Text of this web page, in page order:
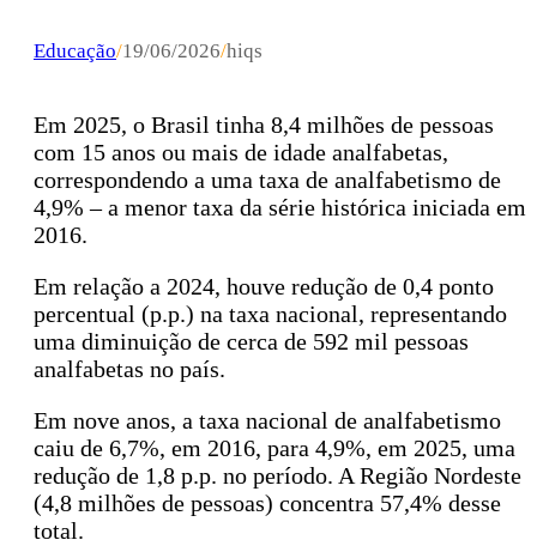
Educação/19/06/2026/hiqs
Em 2025, o Brasil tinha 8,4 milhões de pessoas
com 15 anos ou mais de idade analfabetas,
correspondendo a uma taxa de analfabetismo de
4,9% – a menor taxa da série histórica iniciada em
2016.
Em relação a 2024, houve redução de 0,4 ponto
percentual (p.p.) na taxa nacional, representando
uma diminuição de cerca de 592 mil pessoas
analfabetas no país.
Em nove anos, a taxa nacional de analfabetismo
caiu de 6,7%, em 2016, para 4,9%, em 2025, uma
redução de 1,8 p.p. no período. A Região Nordeste
(4,8 milhões de pessoas) concentra 57,4% desse
total.